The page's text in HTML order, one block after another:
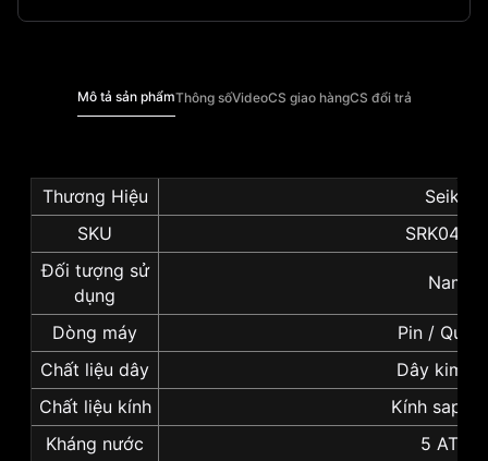
Mô tả sản phẩmThông sốVideoCS giao hàngCS đổi trả
Thương Hiệu
Seiko
SKU
SRK048P1
Đối tượng sử
dụng
Nam
Dòng máy
Pin /
Chất liệu dây
Dây kim
Chất liệu kính
Kính
Kháng nước
5 ATM